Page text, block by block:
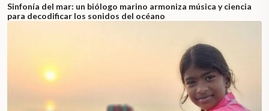
Sinfonía del mar: un biólogo marino armoniza música y ciencia
para decodificar los sonidos del océano